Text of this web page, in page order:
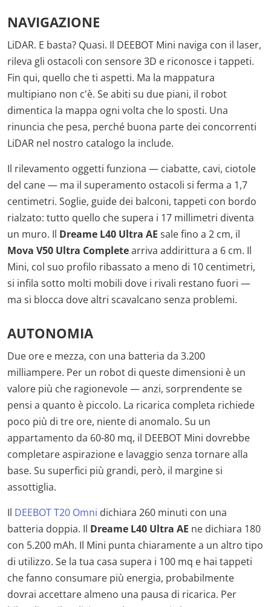
NAVIGAZIONE
LiDAR. E basta? Quasi. Il DEEBOT Mini naviga con il laser,
rileva gli ostacoli con sensore 3D e riconosce i tappeti.
Fin qui, quello che ti aspetti. Ma la mappatura
multipiano non c'è. Se abiti su due piani, il robot
dimentica la mappa ogni volta che lo sposti. Una
rinuncia che pesa, perché buona parte dei concorrenti
LiDAR nel nostro catalogo la include.
Il rilevamento oggetti funziona — ciabatte, cavi, ciotole
del cane — ma il superamento ostacoli si ferma a 1,7
centimetri. Soglie, guide dei balconi, tappeti con bordo
rialzato: tutto quello che supera i 17 millimetri diventa
un muro. Il Dreame L40 Ultra AE sale fino a 2 cm, il
Mova V50 Ultra Completearriva addirittura a 6 cm. Il
Mini, col suo profilo ribassato a meno di 10 centimetri,
si infila sotto molti mobili dove i rivali restano fuori —
ma si blocca dove altri scavalcano senza problemi.
AUTONOMIA
Due ore e mezza, con una batteria da 3.200
milliampere. Per un robot di queste dimensioni è un
valore più che ragionevole — anzi, sorprendente se
pensi a quanto è piccolo. La ricarica completa richiede
poco più di tre ore, niente di anomalo. Su un
appartamento da 60-80 mq, il DEEBOT Mini dovrebbe
completare aspirazione e lavaggio senza tornare alla
base. Su superfici più grandi, però, il margine si
assottiglia.
Il DEEBOT T20 Omni dichiara 260 minuti con una
batteria doppia. Il Dreame L40 Ultra AE ne dichiara 180
con 5.200 mAh. Il Mini punta chiaramente a un altro tipo
di utilizzo. Se la tua casa supera i 100 mq e hai tappeti
che fanno consumare più energia, probabilmente
dovrai accettare almeno una pausa di ricarica. Per